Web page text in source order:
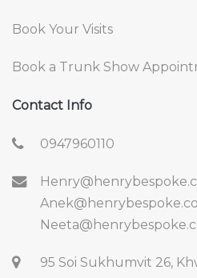
Book Your Visits
Book a Trunk Show
Contact Info
0947960110
95 Soi Sukhumvit 26,